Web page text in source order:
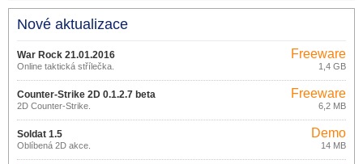
Nové aktualizace
War Rock 21.01.2016
Online taktická střílečka.
Freeware
1,4 GB
Counter-Strike 2D 0.1.2.7 beta
2D Counter-Strike.
Freeware
6,2 MB
Soldat 1.5
Oblíbená 2D akce.
Demo
14 MB